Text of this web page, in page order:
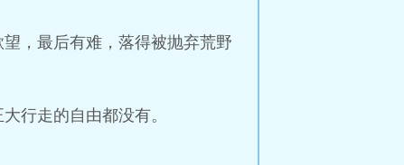
，最后有难，落得被抛弃荒野
行走的自由都没有。